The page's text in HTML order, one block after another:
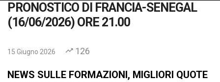
PRONOSTICO DI FRANCIA-SENEGAL
(16/06/2026) ORE 21.00
15 Giugno 2026 126
NEWS SULLE FORMAZIONI, MIGLIORI QUOTE